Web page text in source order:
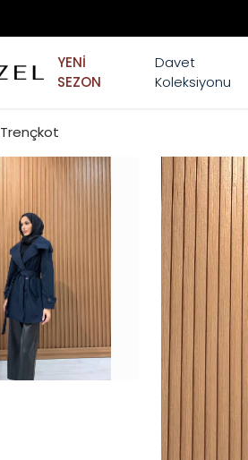
YENİ
SEZON
Davet
Koleksiyonu
Trençkot